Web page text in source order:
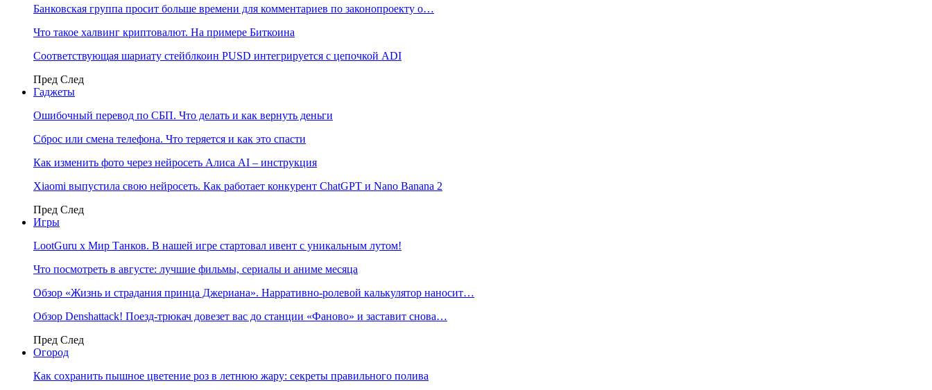
Банковская группа просит больше времени для комментариев по законопроекту о…
Что такое халвинг криптовалют. На примере Биткоина
Соответствующая шариату стейблкоин PUSD интегрируется с цепочкой ADI
Пред След
Гаджеты
Ошибочный перевод по СБП. Что делать и как вернуть деньги
Сброс или смена телефона. Что теряется и как это спасти
Как изменить фото через нейросеть Алиса AI – инструкция
Xiaomi выпустила свою нейросеть. Как работает конкурент ChatGPT и Nano Banana 2
Пред След
Игры
LootGuru x Мир Танков. В нашей игре стартовал ивент с уникальным лутом!
Что посмотреть в августе: лучшие фильмы, сериалы и аниме месяца
Обзор «Жизнь и страдания принца Джериана». Нарративно-ролевой калькулятор наносит…
Обзор Denshattack! Поезд-трюкач довезет вас до станции «Фаново» и заставит снова…
Пред След
Огород
Как сохранить пышное цветение роз в летнюю жару: секреты правильного полива